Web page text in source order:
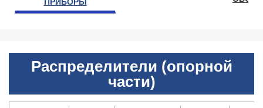
Распределители (опорной
части)